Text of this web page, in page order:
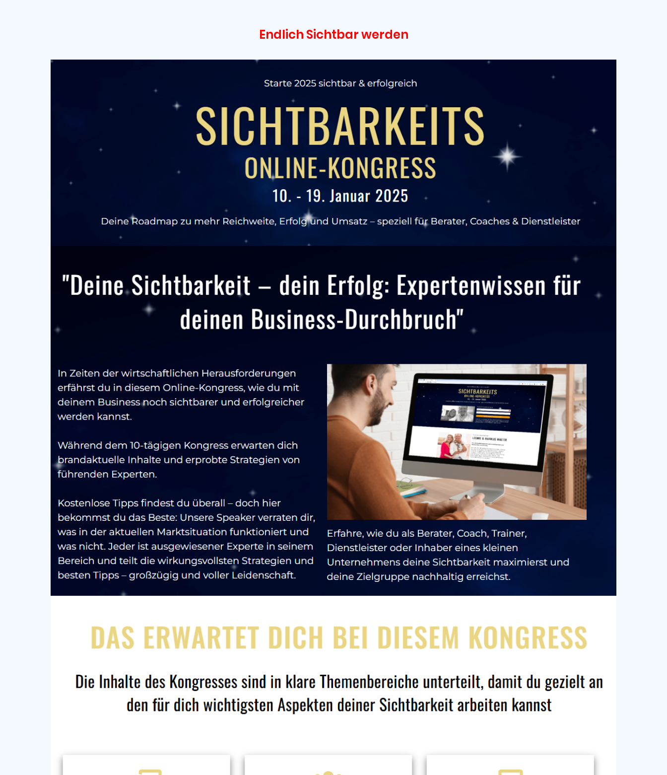
Endlich Sichtbar werden